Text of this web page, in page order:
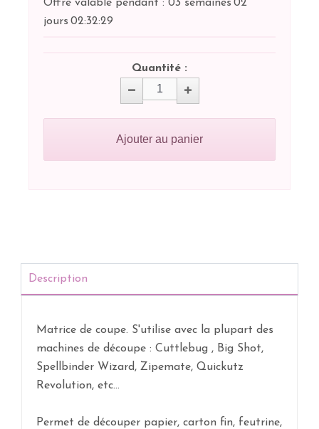
Offre valable pendant : 03 semaines 02
jours 02:32:29
Quantité :
Ajouter au panier
Description
Matrice de coupe. S'utilise avec la plupart des
machines de découpe : Cuttlebug , Big Shot,
Spellbinder Wizard, Zipemate, Quickutz
Revolution, etc...
Permet de découper papier, carton fin, feutrine,